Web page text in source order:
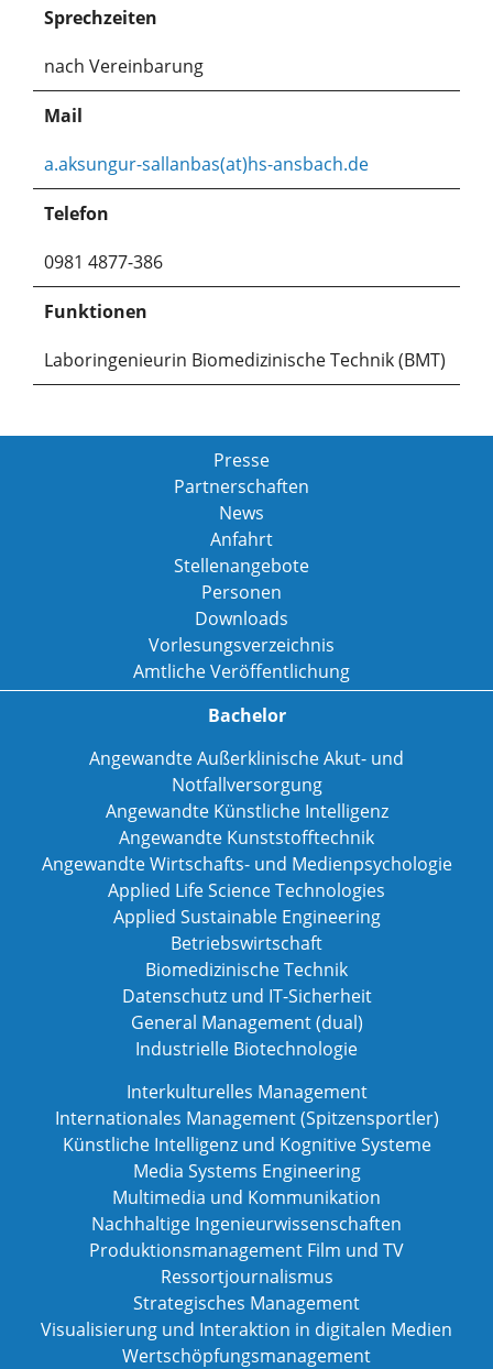
Sprechzeiten
nach Vereinbarung
Mail
a.aksungur-sallanbas(at)hs-ansbach.de
Telefon
0981 4877-386
Funktionen
Laboringenieurin Biomedizinische Technik (BMT)
Presse
Partnerschaften
News
Anfahrt
Stellenangebote
Personen
Downloads
Vorlesungsverzeichnis
Amtliche Veröffentlichung
Bachelor
Angewandte Außerklinische Akut- und
Notfallversorgung
Angewandte Künstliche Intelligenz
Angewandte Kunststofftechnik
Angewandte Wirtschafts- und Medienpsychologie
Applied Life Science Technologies
Applied Sustainable Engineering
Betriebswirtschaft
Biomedizinische Technik
Datenschutz und IT-Sicherheit
General Management (dual)
Industrielle Biotechnologie
Interkulturelles Management
Internationales Management (Spitzensportler)
Künstliche Intelligenz und Kognitive Systeme
Media Systems Engineering
Multimedia und Kommunikation
Nachhaltige Ingenieurwissenschaften
Produktionsmanagement Film und TV
Ressortjournalismus
Strategisches Management
Visualisierung und Interaktion in digitalen Medien
Wertschöpfungsmanagement